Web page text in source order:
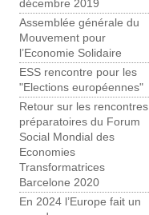
décembre 2019
Assemblée générale du
Mouvement pour
l’Economie Solidaire
ESS rencontre pour les
"Elections européennes"
Retour sur les rencontres
préparatoires du Forum
Social Mondial des
Economies
Transformatrices
Barcelone 2020
En 2024 l’Europe fait un